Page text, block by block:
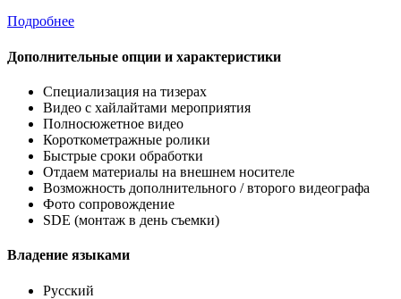
Подробнее
Дополнительные опции и характеристики
Специализация на тизерах
Видео с хайлайтами мероприятия
Полносюжетное видео
Короткометражные ролики
Быстрые сроки обработки
Отдаем материалы на внешнем носителе
Возможность дополнительного / второго видеографа
Фото сопровождение
SDE (монтаж в день съемки)
Владение языками
Русский